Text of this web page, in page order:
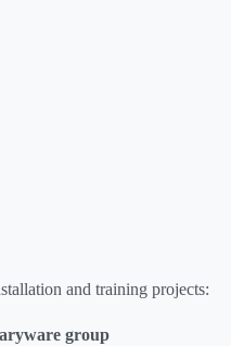
and training projects:
group